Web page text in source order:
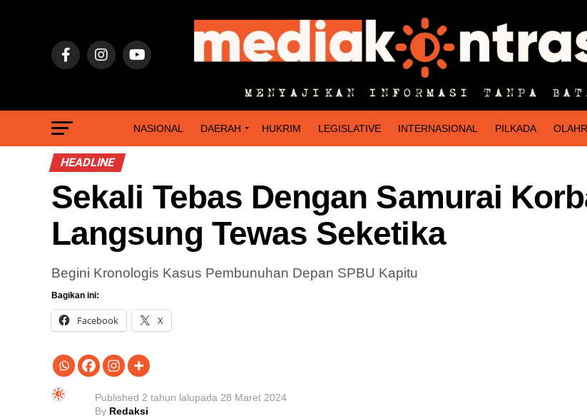
NASIONAL DAERAH HUKRIM LEGISLATIVE INTERNASIONAL PILKADA
HEADLINE
Sekali Tebas Dengan Samurai
Langsung Tewas Seketika
Begini Kronologis Kasus Pembunuhan Depan SPBU Kapitu
Bagikan ini:
Facebook X
Published 2 tahun lalupada 28 Maret 2024
By Redaksi